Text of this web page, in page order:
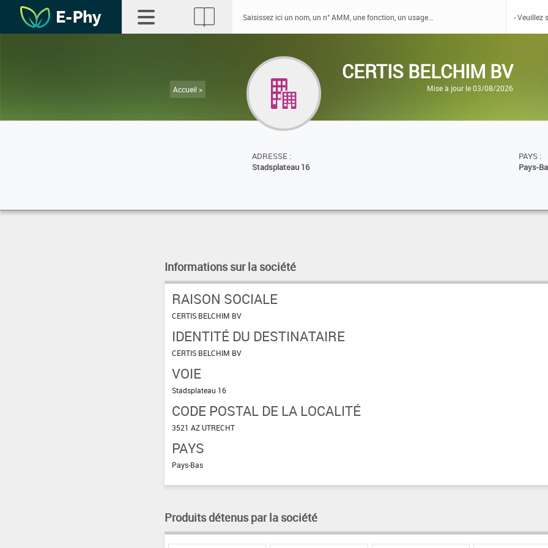
Accueil >
CERTIS BELCHIM BV
Mise à jour le 03/08/2026
ADRESSE :
Stadsplateau 16
PAYS :
Pays-
Informations sur la société
RAISON SOCIALE
CERTIS BELCHIM BV
IDENTITÉ DU DESTINATAIRE
CERTIS BELCHIM BV
VOIE
Stadsplateau 16
CODE POSTAL DE LA LOCALITÉ
3521 AZ UTRECHT
PAYS
Pays-Bas
Produits détenus par la société